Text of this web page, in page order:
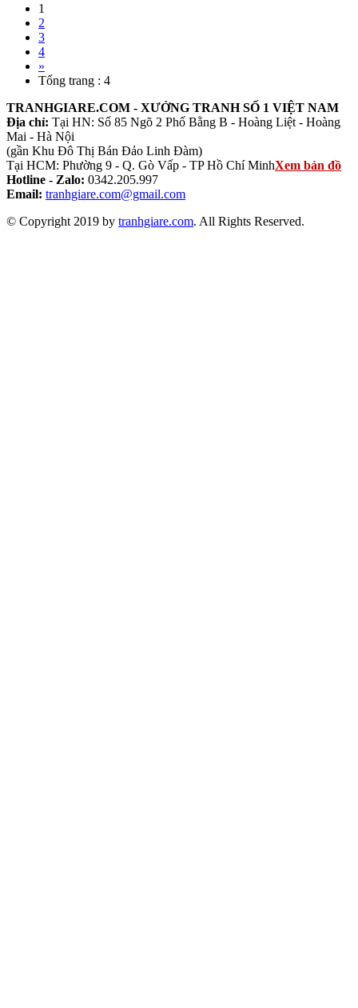
1
2
3
4
»
Tổng trang : 4
TRANHGIARE.COM - XƯỞNG TRANH SỐ 1 VIỆT NAM
Địa chỉ: Tại HN: Số 85 Ngõ 2 Phố Bằng B - Hoàng Liệt - Hoàng
Mai - Hà Nội
(gần Khu Đô Thị Bán Đảo Linh Đàm)
Tại HCM: Phường 9 - Q. Gò Vấp - TP Hồ Chí MinhXem bản đồ
Hotline - Zalo: 0342.205.997
Email: tranhgiare.com@gmail.com
© Copyright 2019 by tranhgiare.com. All Rights Reserved.